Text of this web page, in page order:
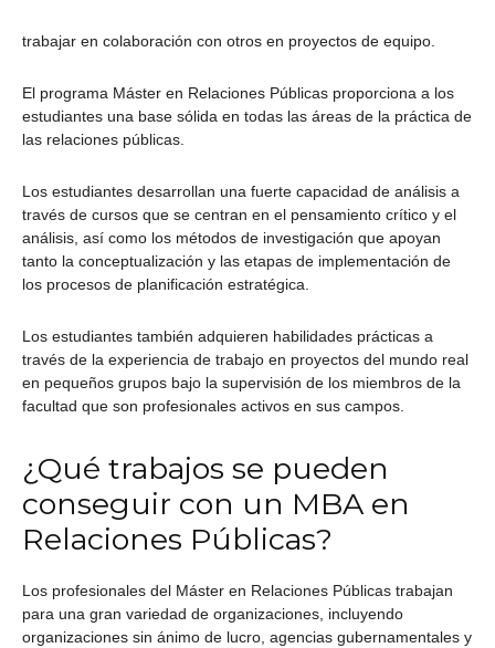
trabajar en colaboración con otros en proyectos de equipo.
El programa Máster en Relaciones Públicas proporciona a los
estudiantes una base sólida en todas las áreas de la práctica de
las relaciones públicas.
Los estudiantes desarrollan una fuerte capacidad de análisis a
través de cursos que se centran en el pensamiento crítico y el
análisis, así como los métodos de investigación que apoyan
tanto la conceptualización y las etapas de implementación de
los procesos de planificación estratégica.
Los estudiantes también adquieren habilidades prácticas a
través de la experiencia de trabajo en proyectos del mundo real
en pequeños grupos bajo la supervisión de los miembros de la
facultad que son profesionales activos en sus campos.
¿Qué trabajos se pueden
conseguir con un MBA en
Relaciones Públicas?
Los profesionales del Máster en Relaciones Públicas trabajan
para una gran variedad de organizaciones, incluyendo
organizaciones sin ánimo de lucro, agencias gubernamentales y